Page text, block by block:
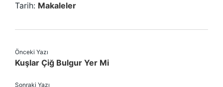
Tarih: Makaleler
Önceki Yazı
Kuşlar Çiğ Bulgur Yer Mi
Sonraki Yazı